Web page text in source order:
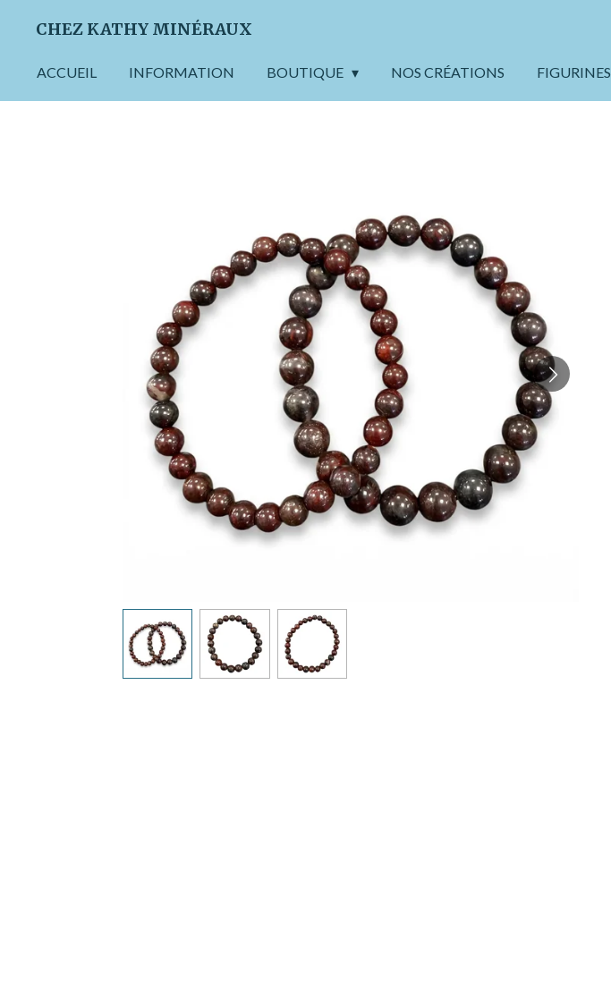
Passer
contenu
CHEZ KATHY MINÉRAUX
ACCUEIL INFORMATION BOUTIQUE NOS CRÉATIONS FIGURINES